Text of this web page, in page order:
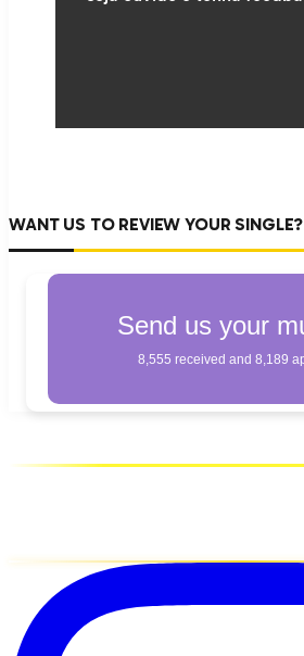
WANT US TO REVIEW YOUR SINGLE?